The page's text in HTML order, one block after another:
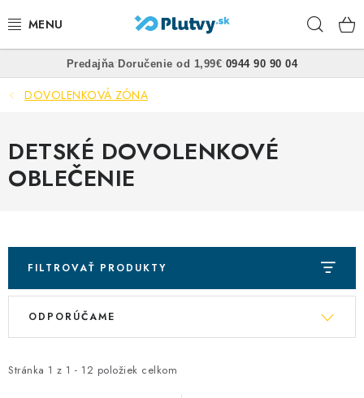
na
PLÁVANIE
FREEDIVING
OBUV
VŠETKO PRE DETI
Predajňa• Doručenie od 1,99€• 0944 90 90 04
DOVOLENKOVÁ ZÓNA
DETSKÉ DOVOLENKOVÉ
OBLEČENIE
FILTROVAŤ PRODUKTY
ý
i
Stránka 1 z 1 - 12 položiek celkom
R
e
ODPORÚČAME